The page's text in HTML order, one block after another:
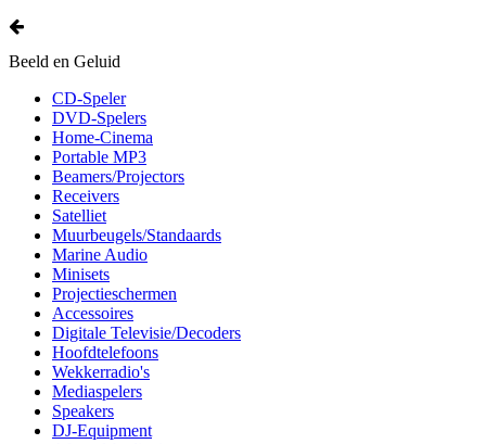
Beeld en Geluid
CD-Speler
DVD-Spelers
Home-Cinema
Portable MP3
Beamers/Projectors
Receivers
Satelliet
Muurbeugels/Standaards
Marine Audio
Minisets
Projectieschermen
Accessoires
Digitale Televisie/Decoders
Hoofdtelefoons
Wekkerradio's
Mediaspelers
Speakers
DJ-Equipment